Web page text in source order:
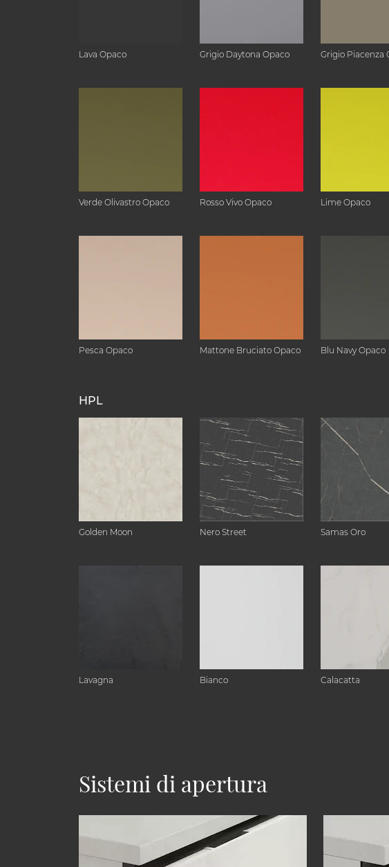
Lava Opaco Grigio Daytona Opaco Grigio Piacenza
Verde Olivastro Opaco Rosso Vivo Opaco Lime Opaco
Pesca Opaco Mattone Bruciato Opaco Blu Navy Opaco
HPL
Golden Moon Nero Street Samas Oro
Lavagna Bianco Calacatta
Sistemi di apertura